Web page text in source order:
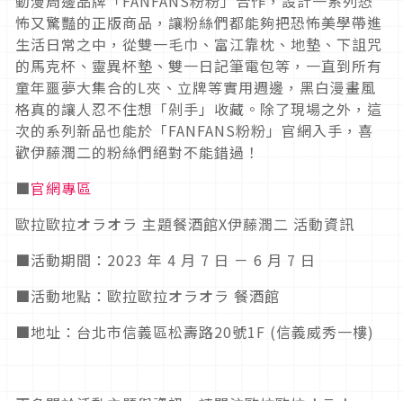
怖又驚豔的正版商品，讓粉絲們都能夠把恐怖美學帶進
生活日常之中，從雙一毛巾、富江靠枕、地墊、下詛咒
的馬克杯、靈異杯墊、雙一日記筆電包等，一直到所有
童年噩夢大集合的L夾、立牌等實用週邊，黑白漫畫風
格真的讓人忍不住想「剁手」收藏。除了現場之外，這
次的系列新品也能於「FANFANS粉粉」官網入手，喜
歡伊藤潤二的粉絲們絕對不能錯過！
■官網專區
歐拉歐拉オラオラ 主題餐酒館X伊藤潤二 活動資訊
■活動期間： 2023 年 4 月 7 日 － 6 月 7 日
■活動地點：歐拉歐拉オラオラ 餐酒館
■地址： 台北市信義區松壽路20號1F (信義威秀一樓)